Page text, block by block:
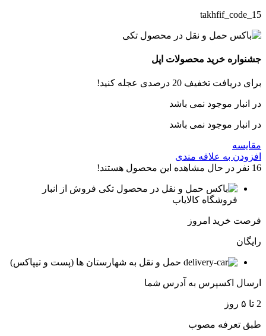
takhfif_code_15
جشنواره خرید محصولات اپل
برای دریافت تخفیف 20 درصدی عجله کنید!
در انبار موجود نمی باشد
در انبار موجود نمی باشد
مقایسه
افزودن به علاقه مندی
16 نفر در حال مشاهده این محصول هستند!
فروش از انبار
فروشگاه کالایاب
فرصت خرید امروز
رایگان
حمل و نقل به شهارستان ها (پست و تیپاکس)
ارسال اکسپرس به آدرس شما
2 تا ۵ روز
طبق تعرفه مصوب